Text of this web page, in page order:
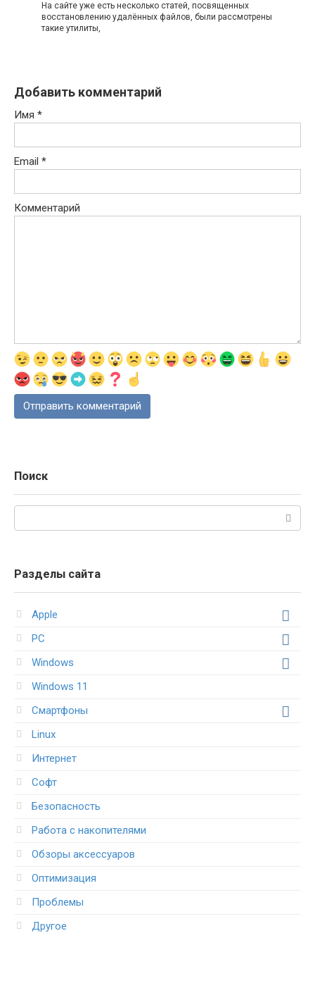
На сайте уже есть несколько статей, посвященных
восстановлению удалённых файлов, были рассмотрены
такие утилиты,
Добавить комментарий
Имя *
Email *
Комментарий
Поиск
Разделы сайта
Apple
PC
Windows
Windows 11
Смартфоны
Linux
Интернет
Софт
Безопасность
Работа с накопителями
Обзоры аксессуаров
Оптимизация
Проблемы
Другое